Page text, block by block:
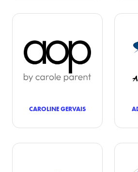
CAROLINE GERVAIS